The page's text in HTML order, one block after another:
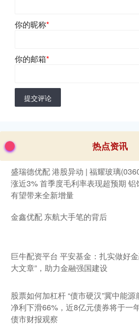
你的昵称*
你的邮箱*
提交评论
热点资讯
盛瑞德优配 港股异动 | 福耀玻璃
涨近3% 首季度毛利率表现超预期 铝
有望带来全新增量
金鑫优配 东航大手笔的背后
巨牛配资平台 平安基金：扎实做好
大文章”，助力金融强国建设
股票如何加杠杆 “债市硬汉”冀中能源
净利下滑66%，近8亿元债券将于一
债市财报观察